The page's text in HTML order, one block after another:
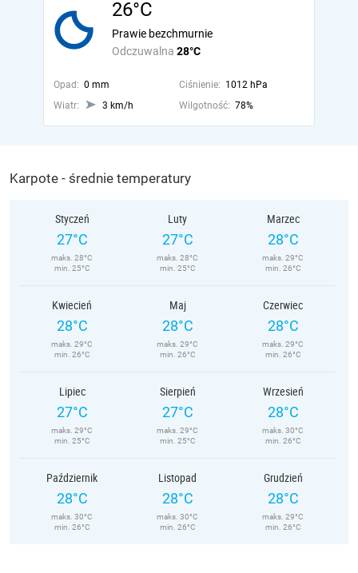
26°C
Odczuwalna 28°C
Prawie bezchmurnie
Opad: 0 mm Ciśnienie: 1012 hPa
Wiatr:
3 km/h Wilgotność: 78%
Karpote - średnie temperatury
Styczeń
27°C
maks. 28°C
min. 25°C
Luty
27°C
maks. 28°C
min. 25°C
Marzec
28°C
maks. 29°C
min. 26°C
Kwiecień
28°C
maks. 29°C
min. 26°C
Maj
28°C
maks. 29°C
min. 26°C
Czerwiec
28°C
maks. 29°C
min. 26°C
Lipiec
27°C
maks. 29°C
min. 25°C
Sierpień
27°C
maks. 29°C
min. 25°C
Wrzesień
28°C
maks. 30°C
min. 26°C
Październik
28°C
maks. 30°C
min. 26°C
Listopad
28°C
maks. 30°C
min. 26°C
Grudzień
28°C
maks. 29°C
min. 26°C